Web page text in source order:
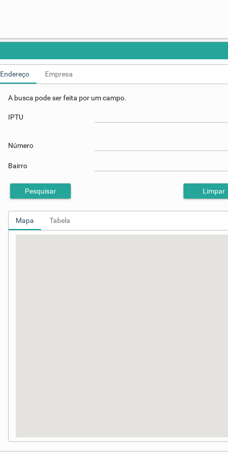
Endereço Empresa
A busca pode ser feita por um campo.
IPTU
Número
Bairro
Pesquisar Limpar
Mapa Tabela